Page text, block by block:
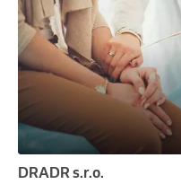
DRADR s.r.o.